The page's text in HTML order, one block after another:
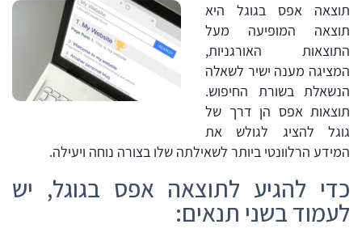
תוצאה אפס בגוגל היא
תוצאה המופיעה מעל
התוצאות האורגניות,
המציגה מענה ישיר לשאלה
הנשאלת בשורת החיפוש.
תוצאות אפס הן דרך של
גוגל להציג לגולש את
המידע הרלוונטי ביותר לשאילתה שלו בצורה נוחה ויעילה.
כדי להגיע לתוצאה אפס בגוגל, יש
לעמוד בשני תנאים: